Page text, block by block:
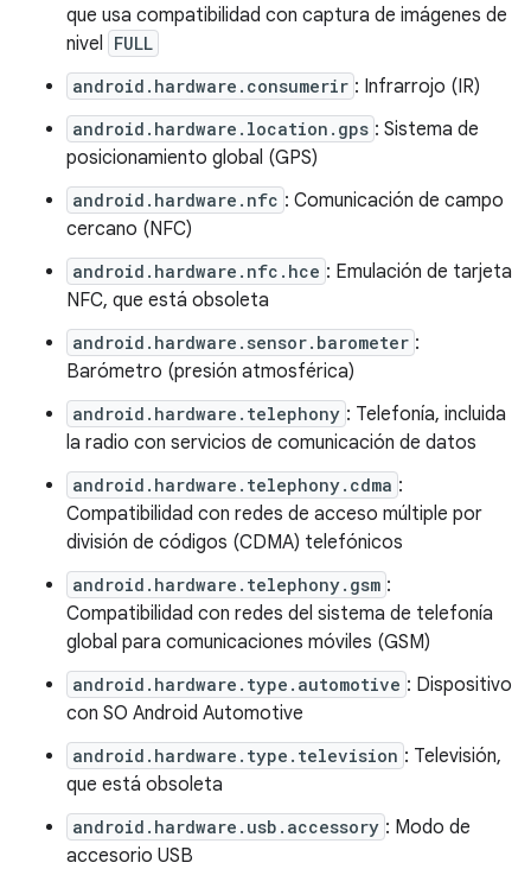
que usa compatibilidad con captura de imágenes de
nivel FULL
android.hardware.consumerir : Infrarrojo (IR)
android.hardware.location.gps : Sistema de
posicionamiento global (GPS)
android.hardware.nfc : Comunicación de campo
cercano (NFC)
android.hardware.nfc.hce : Emulación de tarjeta
NFC, que está obsoleta
android.hardware.sensor.barometer :
Barómetro (presión atmosférica)
android.hardware.telephony : Telefonía, incluida
la radio con servicios de comunicación de datos
android.hardware.telephony.cdma :
Compatibilidad con redes de acceso múltiple por
división de códigos (CDMA) telefónicos
android.hardware.telephony.gsm :
Compatibilidad con redes del sistema de telefonía
global para comunicaciones móviles (GSM)
android.hardware.type.automotive : Dispositivo
con SO Android Automotive
android.hardware.type.television : Televisión,
que está obsoleta
android.hardware.usb.accessory : Modo de
accesorio USB